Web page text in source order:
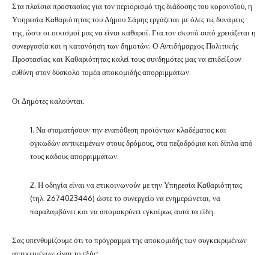
Στα πλαίσια προστασίας για τον περιορισμό της διάδοσης του κορονοϊού, η
Υπηρεσία Καθαριότητας του Δήμου Σάμης εργάζεται με όλες τις δυνάμεις
της, ώστε οι οικισμοί μας να είναι καθαροί. Για τον σκοπό αυτό χρειάζεται η
συνεργασία και η κατανόηση των δημοτών. Ο Αντιδήμαρχος Πολιτικής
Προστασίας και Καθαριότητας καλεί τους συνδημότες μας να επιδείξουν
ευθύνη στον δύσκολο τομέα αποκομιδής απορριμμάτων.
Οι Δημότες καλούνται:
1. Να σταματήσουν την εναπόθεση προϊόντων κλαδέματος και
ογκωδών αντικειμένων στους δρόμους, στα πεζοδρόμια και δίπλα από
τους κάδους απορριμμάτων.
2. Η οδηγία είναι να επικοινωνούν με την Υπηρεσία Καθαριότητας
(τηλ: 2674023446) ώστε το συνεργείο να ενημερώνεται, να
παραλαμβάνει και να απομακρύνει εγκαίρως αυτά τα είδη.
Σας υπενθυμίζουμε ότι το πρόγραμμα της αποκομιδής των συγκεκριμένων
αντικειμένων είναι το εξής: